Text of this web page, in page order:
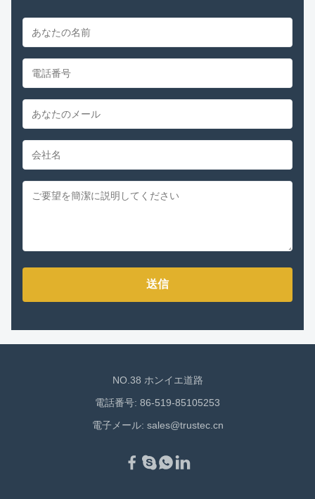
送信
NO.38 ホンイエ道路
電話番号: 86-519-85105253
電子メール: sales@trustec.cn